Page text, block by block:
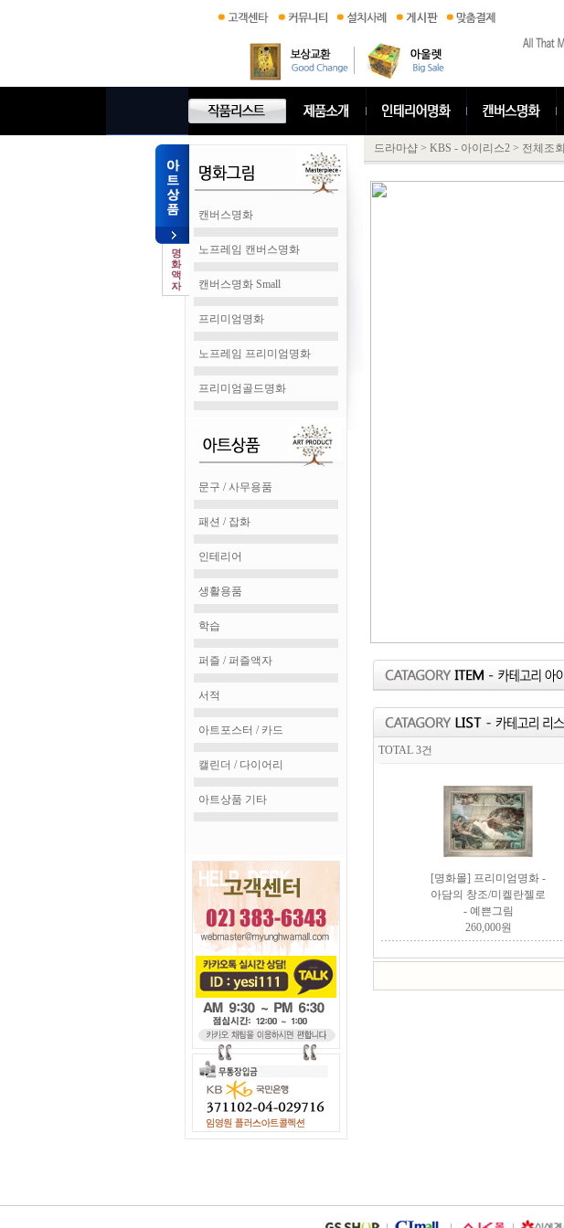
캔버스명화
노프레임 캔버스명화
캔버스명화 Small
프리미엄명화
노프레임 프리미엄명화
프리미엄골드명화
문구 / 사무용품
패션 / 잡화
인테리어
생활용품
학습
퍼즐 / 퍼즐액자
서적
아트포스터 / 카드
캘린더 / 다이어리
아트상품 기타
드라마샵> KBS - 아이리스2> 전체조회
TOTAL 3건
[명화몰] 프리미엄명화 -
아담의 창조/미켈란젤로
- 예쁜그림
260,000원